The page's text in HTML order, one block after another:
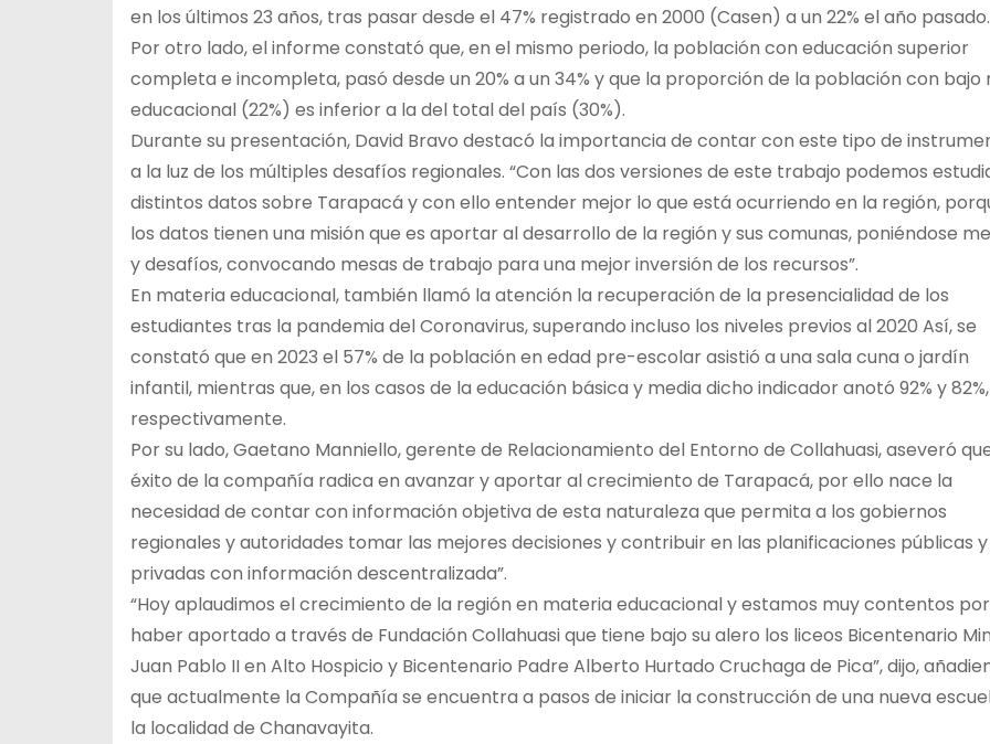
en los últimos 23 años, tras pasar desde el 47% registrado en 2000 (Casen) a un 22% el año pasado.
Por otro lado, el informe constató que, en el mismo periodo, la población con educación superior
completa e incompleta, pasó desde un 20% a un 34% y que la proporción de la población con bajo
educacional (22%) es inferior a la del total del país (30%).
Durante su presentación, David Bravo destacó la importancia de contar con este tipo de
a la luz de los múltiples desafíos regionales. “Con las dos versiones de este trabajo podemos
distintos datos sobre Tarapacá y con ello entender mejor lo que está ocurriendo en la región,
los datos tienen una misión que es aportar al desarrollo de la región y sus comunas, poniéndose
y desafíos, convocando mesas de trabajo para una mejor inversión de los recursos”.
En materia educacional, también llamó la atención la recuperación de la presencialidad de los
estudiantes tras la pandemia del Coronavirus, superando incluso los niveles previos al 2020 Así, se
constató que en 2023 el 57% de la población en edad pre-escolar asistió a una sala cuna o jardín
infantil, mientras que, en los casos de la educación básica y media dicho indicador anotó 92% y 82%,
respectivamente.
Por su lado, Gaetano Manniello, gerente de Relacionamiento del Entorno de Collahuasi, aseveró
éxito de la compañía radica en avanzar y aportar al crecimiento de Tarapacá, por ello nace la
necesidad de contar con información objetiva de esta naturaleza que permita a los gobiernos
regionales y autoridades tomar las mejores decisiones y contribuir en las planificaciones públicas y
privadas con información descentralizada”.
“Hoy aplaudimos el crecimiento de la región en materia educacional y estamos muy contentos por
haber aportado a través de Fundación Collahuasi que tiene bajo su alero los liceos Bicentenario
Juan Pablo II en Alto Hospicio y Bicentenario Padre Alberto Hurtado Cruchaga de Pica”, dijo,
que actualmente la Compañía se encuentra a pasos de iniciar la construcción de una nueva
la localidad de Chanavayita.